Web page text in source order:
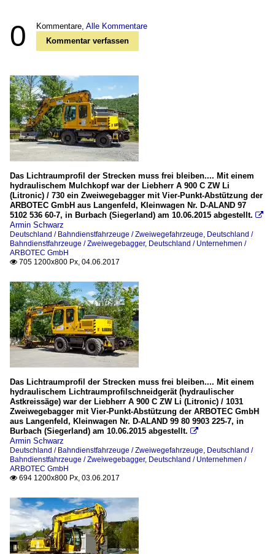
0 Kommentare, Alle Kommentare
Kommentar verfassen
Das Lichtraumprofil der Strecken muss frei bleiben.... Mit einem
hydraulischem Mulchkopf war der Liebherr A 900 C ZW Li
(Litronic) / 730 ein Zweiwegebagger mit Vier-Punkt-Abstützung der
ARBOTEC GmbH aus Langenfeld, Kleinwagen Nr. D-ALAND 97
5102 536 60-7, in Burbach (Siegerland) am 10.06.2015 abgestellt. 
Armin Schwarz
Deutschland / Bahndienstfahrzeuge / Zweiwegefahrzeuge, Deutschland /
Bahndienstfahrzeuge / Zweiwegebagger, Deutschland / Unternehmen /
ARBOTEC GmbH
 705 1200x800 Px, 04.06.2017
Das Lichtraumprofil der Strecken muss frei bleiben.... Mit einem
hydraulischem Lichtraumprofilschneidgerät (hydraulischer
Astkreissäge) war der Liebherr A 900 C ZW Li (Litronic) / 1031
Zweiwegebagger mit Vier-Punkt-Abstützung der ARBOTEC GmbH
aus Langenfeld, Kleinwagen Nr. D-ALAND 99 80 9903 225-7, in
Burbach (Siegerland) am 10.06.2015 abgestellt. 
Armin Schwarz
Deutschland / Bahndienstfahrzeuge / Zweiwegefahrzeuge, Deutschland /
Bahndienstfahrzeuge / Zweiwegebagger, Deutschland / Unternehmen /
ARBOTEC GmbH
 694 1200x800 Px, 03.06.2017